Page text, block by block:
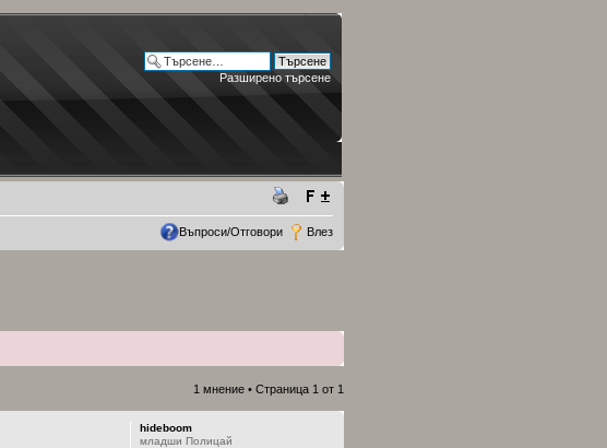
Разширено търсене
Въпроси/Отговори Влез
1 мнение • Страница 1 от 1
hideboom
младши Полицай